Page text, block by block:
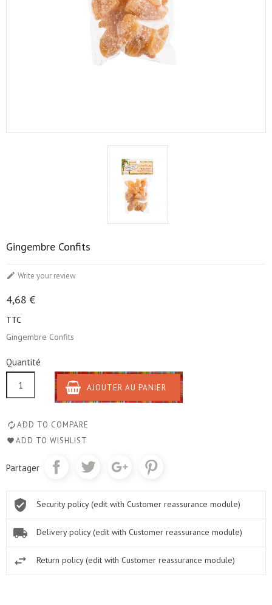
Gingembre Confits
 Write your review
4,68 €
TTC
Gingembre Confits
Quantité
AJOUTER AU PANIER
ADD TO COMPARE
ADD TO WISHLIST
Partager
Security policy (edit with Customer reassurance module)
Delivery policy (edit with Customer reassurance module)
Return policy (edit with Customer reassurance module)